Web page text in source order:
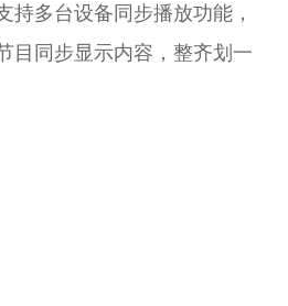
持多台设备同步播放功能，
目同步显示内容，整齐划一